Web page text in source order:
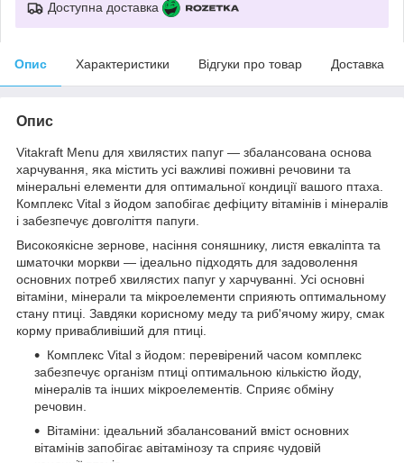
Доступна доставка
Опис Характеристики Відгуки про товар Доставка
Опис
Vitakraft Menu для хвилястих папуг — збалансована основа
харчування, яка містить усі важливі поживні речовини та
мінеральні елементи для оптимальної кондиції вашого птаха.
Комплекс Vital з йодом запобігає дефіциту вітамінів і мінералів
і забезпечує довголіття папуги.
Високоякісне зернове, насіння соняшнику, листя евкаліпта та
шматочки моркви — ідеально підходять для задоволення
основних потреб хвилястих папуг у харчуванні. Усі основні
вітаміни, мінерали та мікроелементи сприяють оптимальному
стану птиці. Завдяки корисному меду та риб'ячому жиру, смак
корму привабливіший для птиці.
Комплекс Vital з йодом: перевірений часом комплекс
забезпечує організм птиці оптимальною кількістю йоду,
мінералів та інших мікроелементів. Сприяє обміну
речовин.
Вітаміни: ідеальний збалансований вміст основних
вітамінів запобігає авітамінозу та сприяє чудовій